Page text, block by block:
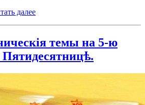
далее
темы на 5-ю